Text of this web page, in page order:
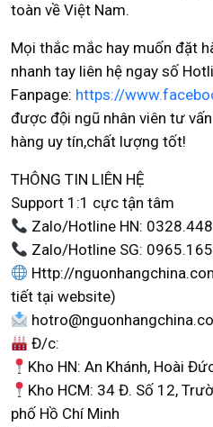
toàn về Việt Nam.
Mọi thắc mắc hay muốn đặt
nhanh tay liên hệ ngay số
Fanpage: https://
được đội ngũ nhân viên tư
hàng uy tín,chất lượng tốt!
THÔNG TIN LIÊN HỆ
Support 1:1 cực tận tâm
Zalo/Hotline HN:
Zalo/Hotline SG:
Http://
tiết tại website)
Đ/c:
Kho HN: An Khánh, Hoài
Kho HCM: 34 Đ. Số 12,
phố Hồ Chí Minh